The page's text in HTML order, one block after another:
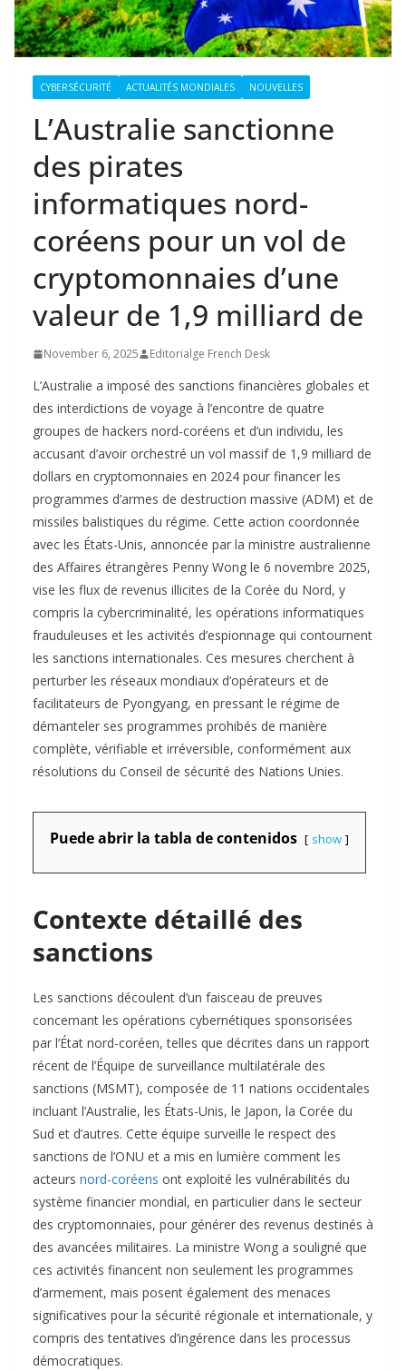
CYBERSÉCURITÉ ACTUALITÉS MONDIALES NOUVELLES
L’Australie sanctionne
des pirates
informatiques nord-
coréens pour un vol de
cryptomonnaies d’une
valeur de 1,9 milliard de
November 6, 2025 Editorialge French Desk
L’Australie a imposé des sanctions financières globales et
des interdictions de voyage à l’encontre de quatre
groupes de hackers nord-coréens et d’un individu, les
accusant d’avoir orchestré un vol massif de 1,9 milliard de
dollars en cryptomonnaies en 2024 pour financer les
programmes d’armes de destruction massive (ADM) et de
missiles balistiques du régime. Cette action coordonnée
avec les États-Unis, annoncée par la ministre australienne
des Affaires étrangères Penny Wong le 6 novembre 2025,
vise les flux de revenus illicites de la Corée du Nord, y
compris la cybercriminalité, les opérations informatiques
frauduleuses et les activités d’espionnage qui contournent
les sanctions internationales. Ces mesures cherchent à
perturber les réseaux mondiaux d’opérateurs et de
facilitateurs de Pyongyang, en pressant le régime de
démanteler ses programmes prohibés de manière
complète, vérifiable et irréversible, conformément aux
résolutions du Conseil de sécurité des Nations Unies.
Puede abrir la tabla de contenidos show
Contexte détaillé des
sanctions
Les sanctions découlent d’un faisceau de preuves
concernant les opérations cybernétiques sponsorisées
par l’État nord-coréen, telles que décrites dans un rapport
récent de l’Équipe de surveillance multilatérale des
sanctions (MSMT), composée de 11 nations occidentales
incluant l’Australie, les États-Unis, le Japon, la Corée du
Sud et d’autres. Cette équipe surveille le respect des
sanctions de l’ONU et a mis en lumière comment les
acteurs nord-coréens ont exploité les vulnérabilités du
système financier mondial, en particulier dans le secteur
des cryptomonnaies, pour générer des revenus destinés à
des avancées militaires. La ministre Wong a souligné que
ces activités financent non seulement les programmes
d’armement, mais posent également des menaces
significatives pour la sécurité régionale et internationale, y
compris des tentatives d’ingérence dans les processus
démocratiques.